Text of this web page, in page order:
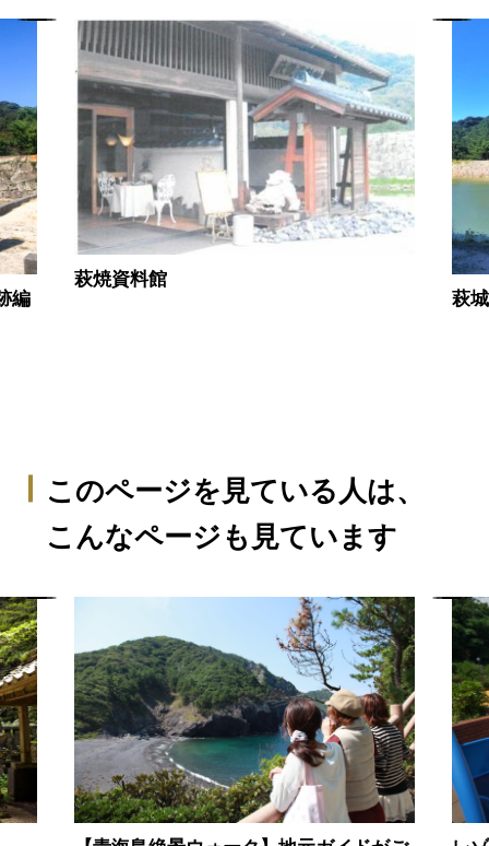
編
萩焼資料館
萩
このページを見ている人は、
こんなページも見ています